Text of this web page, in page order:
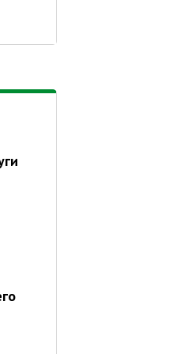
плана работы на 2020
СЛУЖБА
коррупции